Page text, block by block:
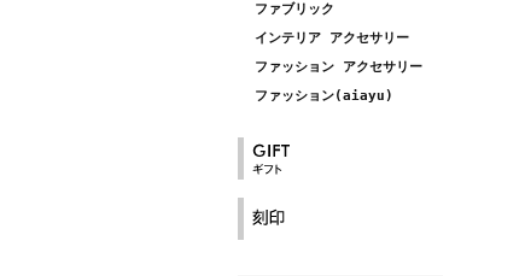
ファブリック
インテリア アクセサリー
ファッション アクセサリー
ファッション(aiayu)